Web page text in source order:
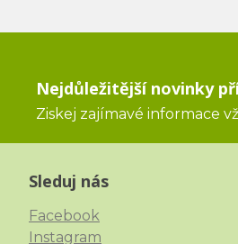
Nejdůležitější novinky
Ziskej zajímavé informace
Sleduj nás
Facebook
Instagram